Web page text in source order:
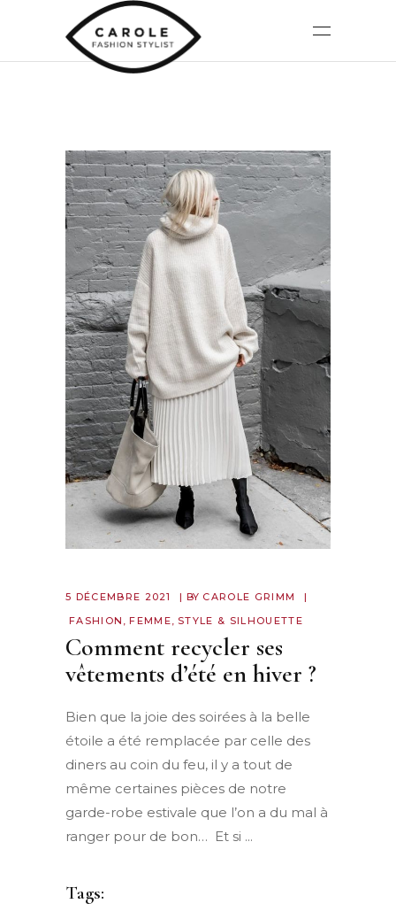
5 DÉCEMBRE 2021 BY CAROLE GRIMM
FASHION ,FEMME, STYLE & SILHOUETTE
Comment recycler ses
vêtements d’été en hiver ?
Bien que la joie des soirées à la belle
étoile a été remplacée par celle des
diners au coin du feu, il y a tout de
même certaines pièces de notre
garde-robe estivale que l’on a du mal à
ranger pour de bon… Et si
Tags: